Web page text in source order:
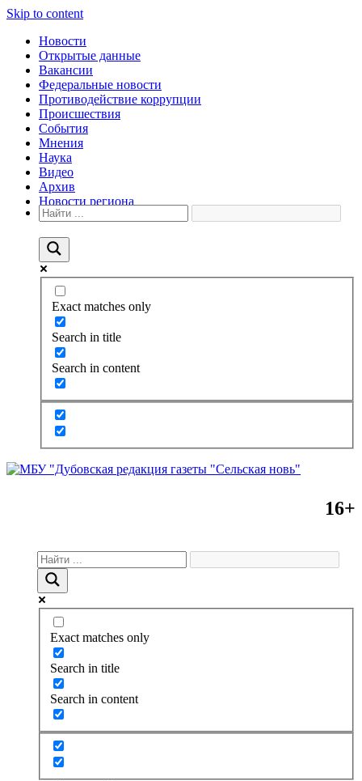
Skip to content
Новости
Открытые данные
Вакансии
Федеральные новости
Противодействие коррупции
Происшествия
События
Мнения
Наука
Видео
Архив
Новости региона
Exact matches only
Search in title
Search in content
16+
Exact matches only
Search in title
Search in content